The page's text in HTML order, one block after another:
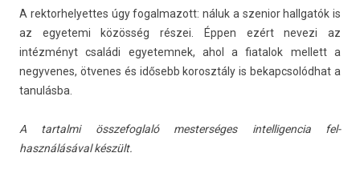
A re­ktor­helyet­tes úgy fogal­mazott: náluk a szenior hallgatók is
az egyetemi közösség részei. Éppen ezért nevezi az
intézményt családi egyetem­nek, ahol a fiatalok mel­lett a
negyvenes, ötvenes és idősebb korosztá­ly is be­kapcsolód­hat a
tanulásba.
A tar­talmi összefogl­aló mes­terséges in­tel­ligen­cia fel­
használásáv­al készült.